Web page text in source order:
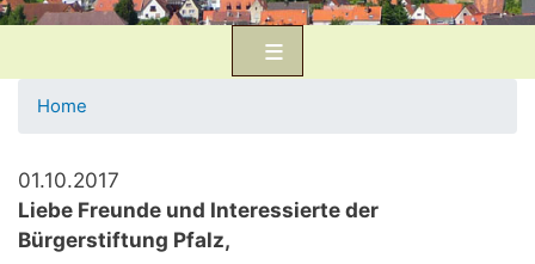
Home
01.10.2017
Liebe Freunde und Interessierte der
Bürgerstiftung Pfalz,